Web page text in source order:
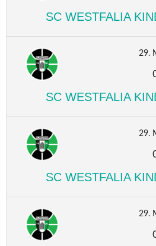
SC WESTFALIA
29.
SC WESTFALIA
29.
SC WESTFALIA
29.